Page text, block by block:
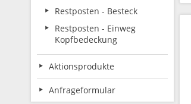
Restposten - Besteck
Restposten - Einweg
Kopfbedeckung
Aktionsprodukte
Anfrageformular